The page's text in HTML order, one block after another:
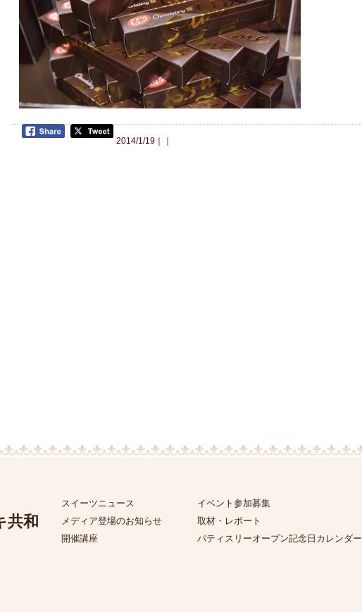
2014/1/19｜｜
共和
スイーツニュース
メディア登場のお知らせ
開催講座
イベント参加募集
取材・レポート
パティスリーオープン記念日カレンダー